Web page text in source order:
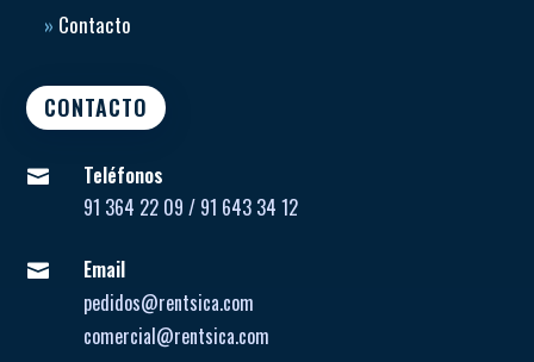
» Contacto
CONTACTO

Teléfonos
91 364 22 09 / 91 643 34 12

Email
pedidos@rentsica.com
comercial@rentsica.com